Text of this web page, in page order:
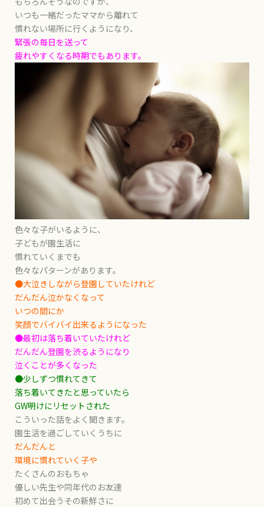
いつも一緒だったママから離れて
慣れない場所に行くようになり、
緊張の毎日を送って
疲れやすくなる時期でもあります。
色々な子がいるように、
子どもが園生活に
慣れていくまでも
色々なパターンがあります。
●大泣きしながら登園していたけれど
だんだん泣かなくなって
いつの間にか
笑顔でバイバイ出来るようになった
●最初は落ち着いていたけれど
だんだん登園を渋るようになり
泣くことが多くなった
●少しずつ慣れてきて
落ち着いてきたと思っていたら
GW明けにリセットされた
こういった話をよく聞きます。
園生活を過ごしていくうちに
だんだんと
環境に慣れていく子や
たくさんのおもちゃ
優しい先生や同年代のお友達
初めて出会うその新鮮さに